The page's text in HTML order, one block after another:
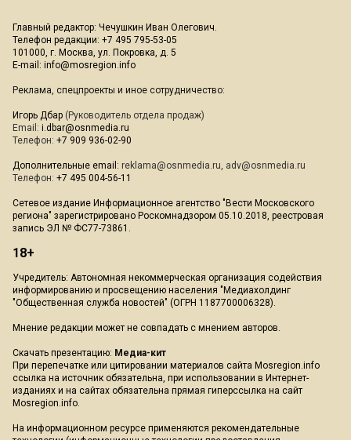
Главный редактор: Чечушкин Иван Олегович.
Телефон редакции: +7 495 795-53-05
101000, г. Москва, ул. Покровка, д. 5
E-mail: info@mosregion.info
Реклама, спецпроекты и иное сотрудничество:
Игорь Дбар (Руководитель отдела продаж)
Email: i.dbar@osnmedia.ru
Телефон: +7 909 936-02-90
Дополнительные email: reklama@osnmedia.ru, adv@osnmedia.ru
Телефон: +7 495 004-56-11
Сетевое издание Информационное агентство "Вести Московского
региона" зарегистрировано Роскомнадзором 05.10.2018, реестровая
запись ЭЛ № ФС77-73861.
18+
Учредитель: Автономная некоммерческая организация содействия
информированию и просвещению населения "Медиахолдинг
"Общественная служба новостей" (ОГРН 1187700006328).
Мнение редакции может не совпадать с мнением авторов.
Скачать презентацию: Медиа-кит
При перепечатке или цитировании материалов сайта Mosregion.info
ссылка на источник обязательна, при использовании в Интернет-
изданиях и на сайтах обязательна прямая гиперссылка на сайт
Mosregion.info.
На информационном ресурсе применяются рекомендательные